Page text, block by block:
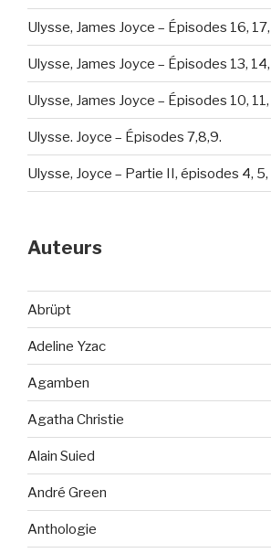
Ulysse, James Joyce – Épisodes 16,
Ulysse, James Joyce – Épisodes 13,
Ulysse, James Joyce – Épisodes 10, 11,
Ulysse. Joyce – Épisodes 7,8,9.
Ulysse, Joyce – Partie II, épisodes 4, 5,
Auteurs
Abrüpt
Adeline Yzac
Agamben
Agatha Christie
Alain Suied
André Green
Anthologie